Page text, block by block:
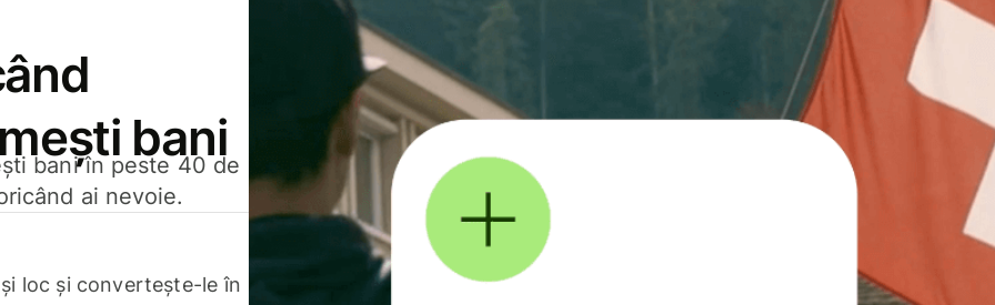
bani
bani în peste 40 de
ai nevoie.
loc și convertește-le în